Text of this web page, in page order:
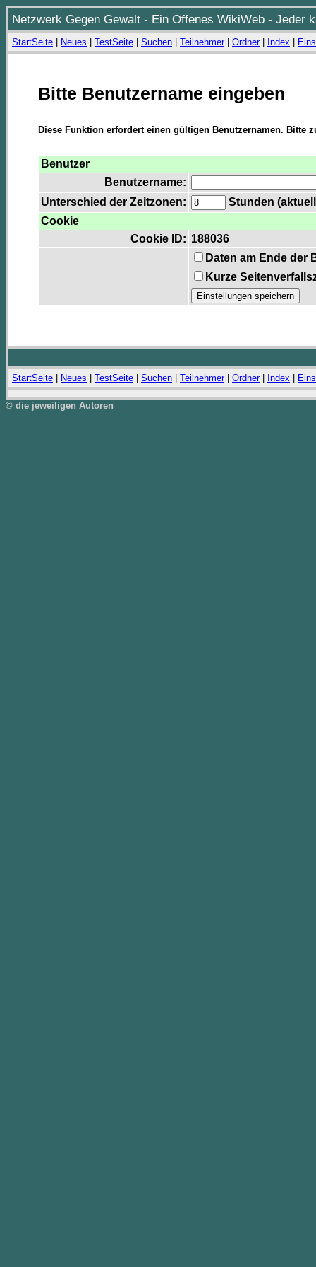
Netzwerk Gegen Gewalt - Ein Offenes WikiWeb - Jeder
StartSeite Neues TestSeite Suchen Teilnehmer| Ordner| Index
Bitte Benutzername eingeben
Diese Funktion erfordert einen gültigen Benutzernamen. Bitte
Benutzer
Benutzername:
Unterschied der Zeitzonen:
Stunden
Cookie
Cookie ID: 188036
Daten am Ende der
Kurze
StartSeite Neues TestSeite Suchen Teilnehmer| Ordner| Index
© die jeweiligen Autoren